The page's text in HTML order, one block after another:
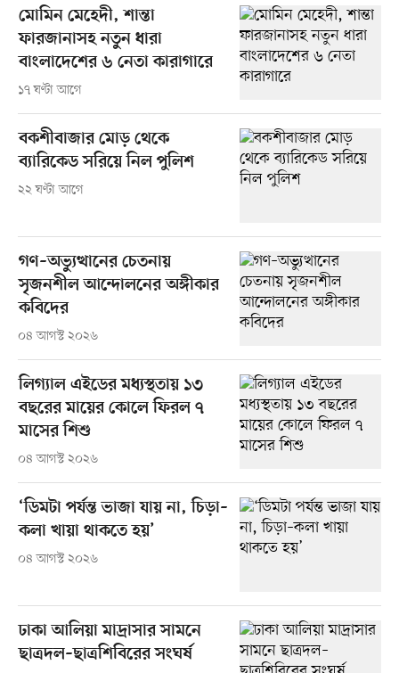
মোমিন মেহেদী, শান্তা
ফারজানাসহ নতুন ধারা
বাংলাদেশের ৬ নেতা কারাগারে
১৭ ঘণ্টা আগে
বকশীবাজার মোড় থেকে
ব্যারিকেড সরিয়ে নিল পুলিশ
২২ ঘণ্টা আগে
গণ–অভ্যুত্থানের চেতনায়
সৃজনশীল আন্দোলনের অঙ্গীকার
কবিদের
০৪ আগস্ট ২০২৬
লিগ্যাল এইডের মধ্যস্থতায় ১৩
বছরের মায়ের কোলে ফিরল ৭
মাসের শিশু
০৪ আগস্ট ২০২৬
‘ডিমটা পর্যন্ত ভাজা যায় না, চিড়া–
কলা খায়া থাকতে হয়’
০৪ আগস্ট ২০২৬
ঢাকা আলিয়া মাদ্রাসার সামনে
ছাত্রদল–ছাত্রশিবিরের সংঘর্ষ